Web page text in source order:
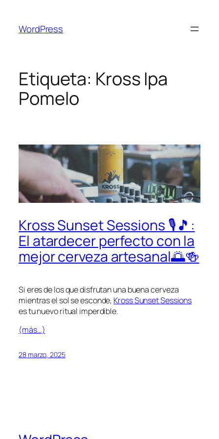
contenido
WordPress
Etiqueta: Kross Ipa
Pomelo
Kross Sunset Sessions 🎙️🎵:
El atardecer perfecto con la
mejor cerveza artesanal🌅🍻
Si eres de los que disfrutan una buena cerveza
mientras el sol se esconde, Kross Sunset Sessions
es tu nuevo ritual imperdible.
(más…)
28 marzo, 2025